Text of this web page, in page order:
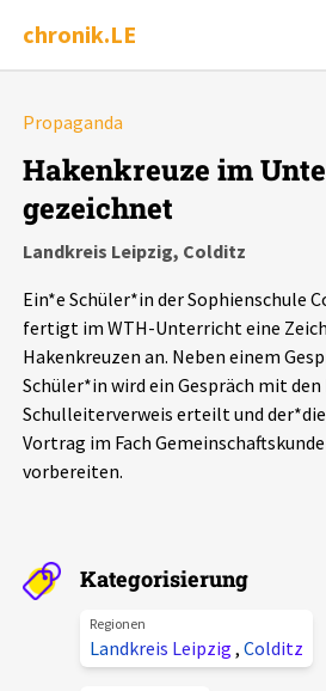
chronik.LE
Chronik
Leipziger Zustände
Schlaglichter
Aktuelles
Alle Beiträge
Veranstaltungen
Über uns
Propaganda
Hakenkreuze im
gezeichnet
Landkreis Leipzig, Colditz
Ein*e Schüler*in der Sophienschule
fertigt im WTH-Unterricht eine
Hakenkreuzen an. Neben einem
Schüler*in wird ein Gespräch mit
Schulleiterverweis erteilt und
Vortrag im Fach
vorbereiten.
Kategorisierung
Regionen
Landkreis Leipzig , Colditz
Alle Ereignisse
Ereignisse
Ereignisse